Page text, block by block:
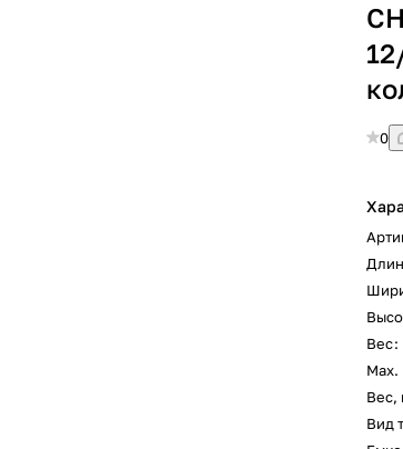
0
Вес:
Вес,
Вид
Оплачивайте
% картой
Получайте